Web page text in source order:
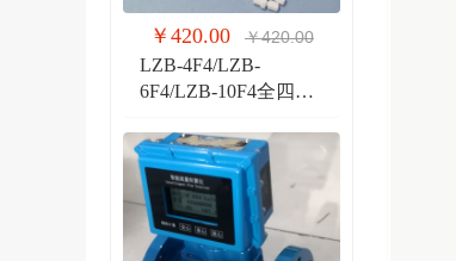
￥420.00 ￥420.00
LZB-4F4/LZB-
6F4/LZB-10F4全四氟
气体玻璃管PVDF流量
计